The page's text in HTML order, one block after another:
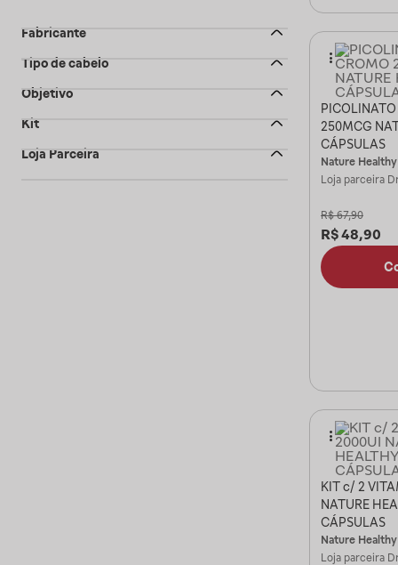
Fabricante
Tipo de cabelo
Objetivo
Kit
Loja Parceira
250MCG
CÁPSULAS
Nature Healthy
Loja parceira
R$ 67,90
R$48,90
KIT c/ 2
NATURE
CÁPSULAS
Nature Healthy
Loja parceira